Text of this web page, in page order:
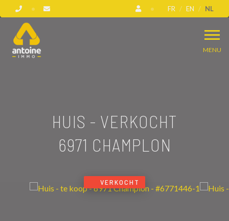
FR EN NL
MENU
HUIS - VERKOCHT
6971 CHAMPLON
VERKOCHT